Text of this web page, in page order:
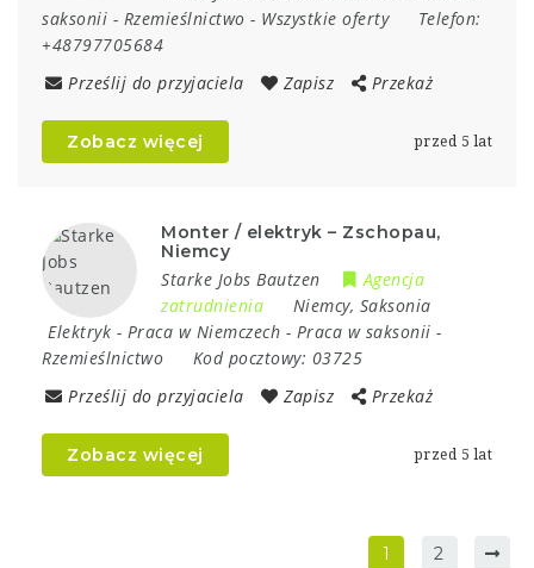
saksonii - Rzemieślnictwo - Wszystkie oferty
Telefon:
+48797705684
Prześlij do przyjaciela
Zapisz Przekaż
Zobacz więcej przed 5 lat
Monter / elektryk – Zschopau,
Niemcy
Starke Jobs Bautzen
Agencja
zatrudnienia
Niemcy, Saksonia
Elektryk - Praca w Niemczech - Praca w saksonii -
Rzemieślnictwo
Kod pocztowy: 03725
Prześlij do przyjaciela
Zapisz Przekaż
Zobacz więcej przed 5 lat
1 2